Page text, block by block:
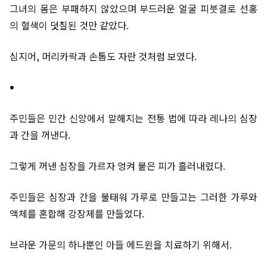
그녀의 몸은 부패하지 않았으며 부드러운 얼굴 피붓결로 선홍
의 혈색이 덧칠된 것만 같았다.
심지어, 머리카락과 손톱도 자란 것처럼 보였다.
주민들은 민간 신앙에서 말해지는 전통 법에 따라 레나의 심장
과 간을 꺼낸다.
그렇게 꺼낸 심장을 가르자 엉켜 붙은 피가 흘러내렸다.
주민들은 심장과 간을 불태워 가루로 만들고는 그러한 가루와
액체를 혼합해 강장제를 만들었다.
브라운 가문의 하나뿐인 아들 에드윈을 치료하기 위해서.